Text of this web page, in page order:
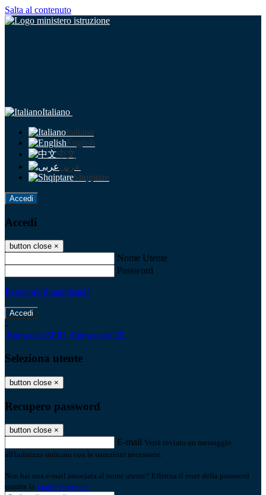
Salta al contenuto
Italiano
Italiano
English
中文
عربى
Shqiptare
Accedi
Accedi
button close ×
Nome Utente
Password
Password dimenticata?
-
Entra con SPID Entra con CIE
Seleziona utente
button close ×
Recupero password
button close ×
E-mail Verrà inviato un messaggio
all'indirizzo indicato con le istruzioni necessarie.
Non hai una e-mail associata al nome utente? Effettua il reset della password
tramite la Login Spaggiari